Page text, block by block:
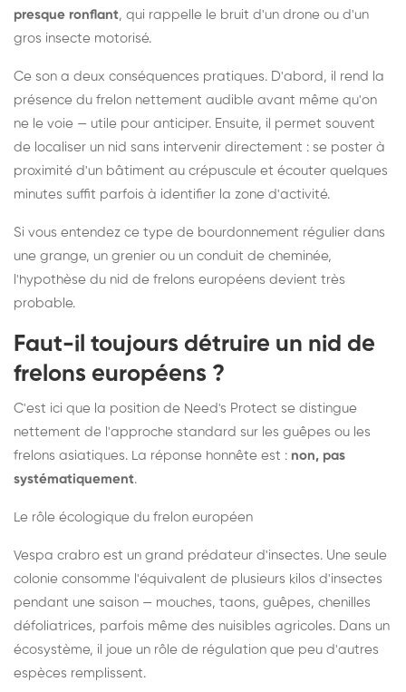
presque ronflant, qui rappelle le bruit d'un drone ou d'un
gros insecte motorisé.
Ce son a deux conséquences pratiques. D'abord, il rend la
présence du frelon nettement audible avant même qu'on
ne le voie — utile pour anticiper. Ensuite, il permet souvent
de localiser un nid sans intervenir directement : se poster à
proximité d'un bâtiment au crépuscule et écouter quelques
minutes suffit parfois à identifier la zone d'activité.
Si vous entendez ce type de bourdonnement régulier dans
une grange, un grenier ou un conduit de cheminée,
l'hypothèse du nid de frelons européens devient très
probable.
Faut-il toujours détruire un nid de
frelons européens ?
C'est ici que la position de Need's Protect se distingue
nettement de l'approche standard sur les guêpes ou les
frelons asiatiques. La réponse honnête est : non, pas
systématiquement.
Le rôle écologique du frelon européen
Vespa crabro est un grand prédateur d'insectes. Une seule
colonie consomme l'équivalent de plusieurs kilos d'insectes
pendant une saison — mouches, taons, guêpes, chenilles
défoliatrices, parfois même des nuisibles agricoles. Dans un
écosystème, il joue un rôle de régulation que peu d'autres
espèces remplissent.